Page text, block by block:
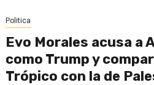
Politica
Evo Morales acusa a
como Trump y
Trópico con la de